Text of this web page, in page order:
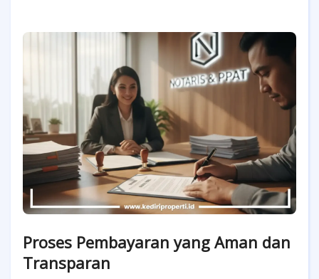
Proses Pembayaran yang Aman dan
Transparan